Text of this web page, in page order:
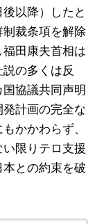
以降）したと
裁条項を解除
田康夫首相は
の多くは反
協議共同声明
計画の完全な
かかわらず、
限りテロ支援
との約束を破